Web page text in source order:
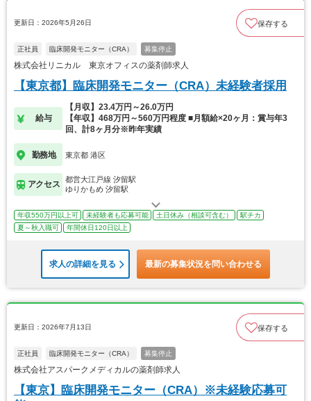
更新日：2026年5月26日 保存する
正社員 臨床開発モニター（CRA） 募集停止
株式会社リニカル 東京オフィスの薬剤師求人
【東京都】臨床開発モニター（CRA）未経験者採用
給与
【月収】23.4万円～26.0万円
【年収】468万円～560万円程度 ■月額給×20ヶ月：賞与年3
回、計8ヶ月分※昨年実績
勤務地 東京都 港区
アクセス
都営大江戸線 汐留駅
ゆりかもめ 汐留駅
年収550万円以上可 未経験者も応募可能 土日休み（相談可含む）
駅チカ
夏～秋入職可
年間休日120日以上
求人の詳細を見る 最新の募集状況を問い合わせる
更新日：2026年7月13日 保存する
正社員 臨床開発モニター（CRA） 募集停止
株式会社アスパークメディカルの薬剤師求人
【東京】臨床開発モニター（CRA）※未経験応募可